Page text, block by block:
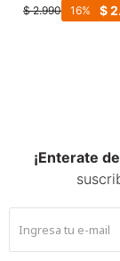
$ 2.990 $
16
¡Enterate